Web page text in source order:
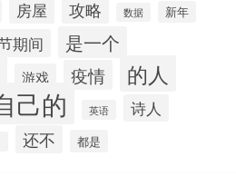
房屋 攻略 数据 新年
期间 是一个
游戏 疫情 的人
己的 英语 诗人
还不 都是